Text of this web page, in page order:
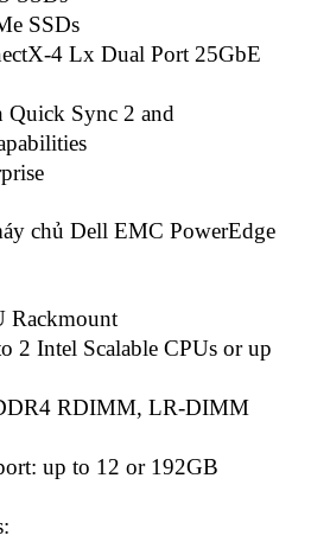
SSDs
4 Lx Dual Port 25GbE
Sync 2 and
chủ Dell EMC PowerEdge
Rackmount
2 Intel Scalable CPUs or up
RDIMM, LR-DIMM
up to 12 or 192GB